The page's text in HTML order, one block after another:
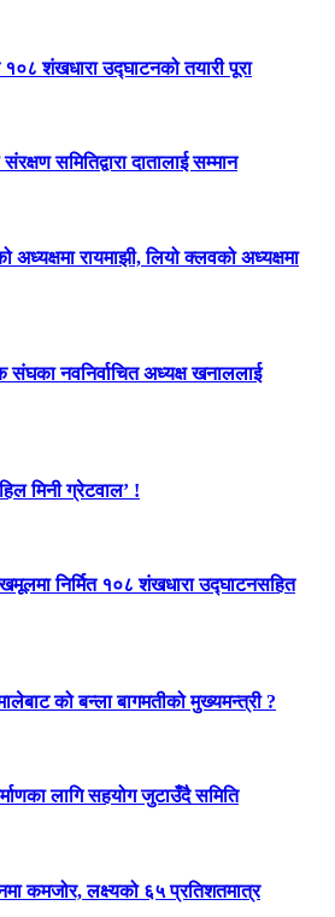
१०८ शंखधारा उद्घाटनको तयारी पूरा
समितिद्वारा दातालाई सम्मान
रायमाझी, लियो क्लवको अध्यक्षमा
संघका नवनिर्वाचित अध्यक्ष खनाललाई
मिनी ग्रेटवाल’ !
निर्मित १०८ शंखधारा उद्घाटनसहित
को बन्ला बागमतीको मुख्यमन्त्री ?
लागि सहयोग जुटाउँदै समिति
कमजोर, लक्ष्यको ६५ प्रतिशतमात्र